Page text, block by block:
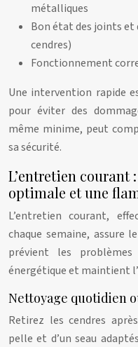
métalliques
Bon état des joints
cendres)
Fonctionnement
Une intervention rapide
pour éviter des
même minime, peut
sa sécurité.
L’entretien courant
optimale et une
L’entretien courant,
chaque semaine, assure
prévient les
énergétique et maintient
Nettoyage quotidien
Retirez les cendres
pelle et d’un seau